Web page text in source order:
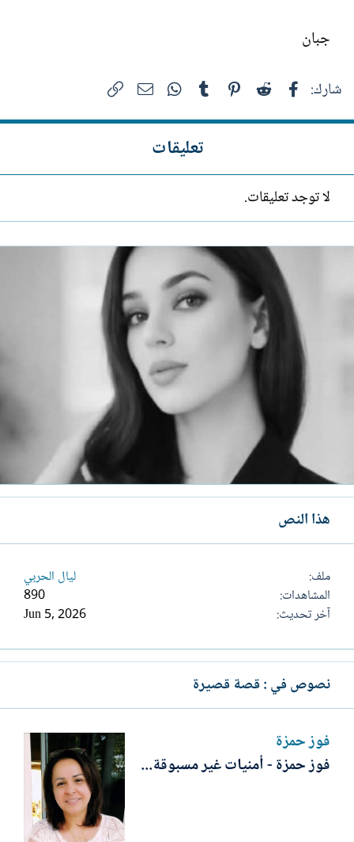
جبان
شارك: فيسبوك Reddit
Pinterest
Tumblr
WhatsAppالبريد الإلكتروني
تعليقات
لا توجد تعليقات.
هذا النص
ملف
ليال الحربي
المشاهدات
890
آخر تحديث
Jun 5, 2026
نصوص في : قصة قصيرة
فوز حمزة
فوز حمزة - أمنيات غير مسبوقة...